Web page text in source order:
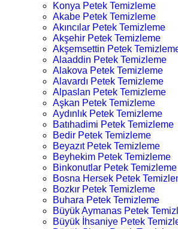
Konya Petek Temizleme
Akabe Petek Temizleme
Akıncılar Petek Temizleme
Akşehir Petek Temizleme
Akşemsettin Petek
Alaaddin Petek Temizleme
Alakova Petek Temizleme
Alavardı Petek Temizleme
Alpaslan Petek Temizleme
Aşkan Petek Temizleme
Aydınlık Petek Temizleme
Batıhadimi Petek Temizleme
Bedir Petek Temizleme
Beyazıt Petek Temizleme
Beyhekim Petek Temizleme
Binkonutlar Petek Temizleme
Bosna Hersek Petek
Bozkır Petek Temizleme
Buhara Petek Temizleme
Büyük Aymanas Petek
Büyük İhsaniye Petek